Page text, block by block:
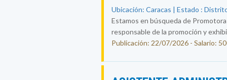
Ubicación: Caracas | Estado :
Estamos en búsqueda de
responsable de la promoción y
Publicación: 22/07/2026 - Salario: